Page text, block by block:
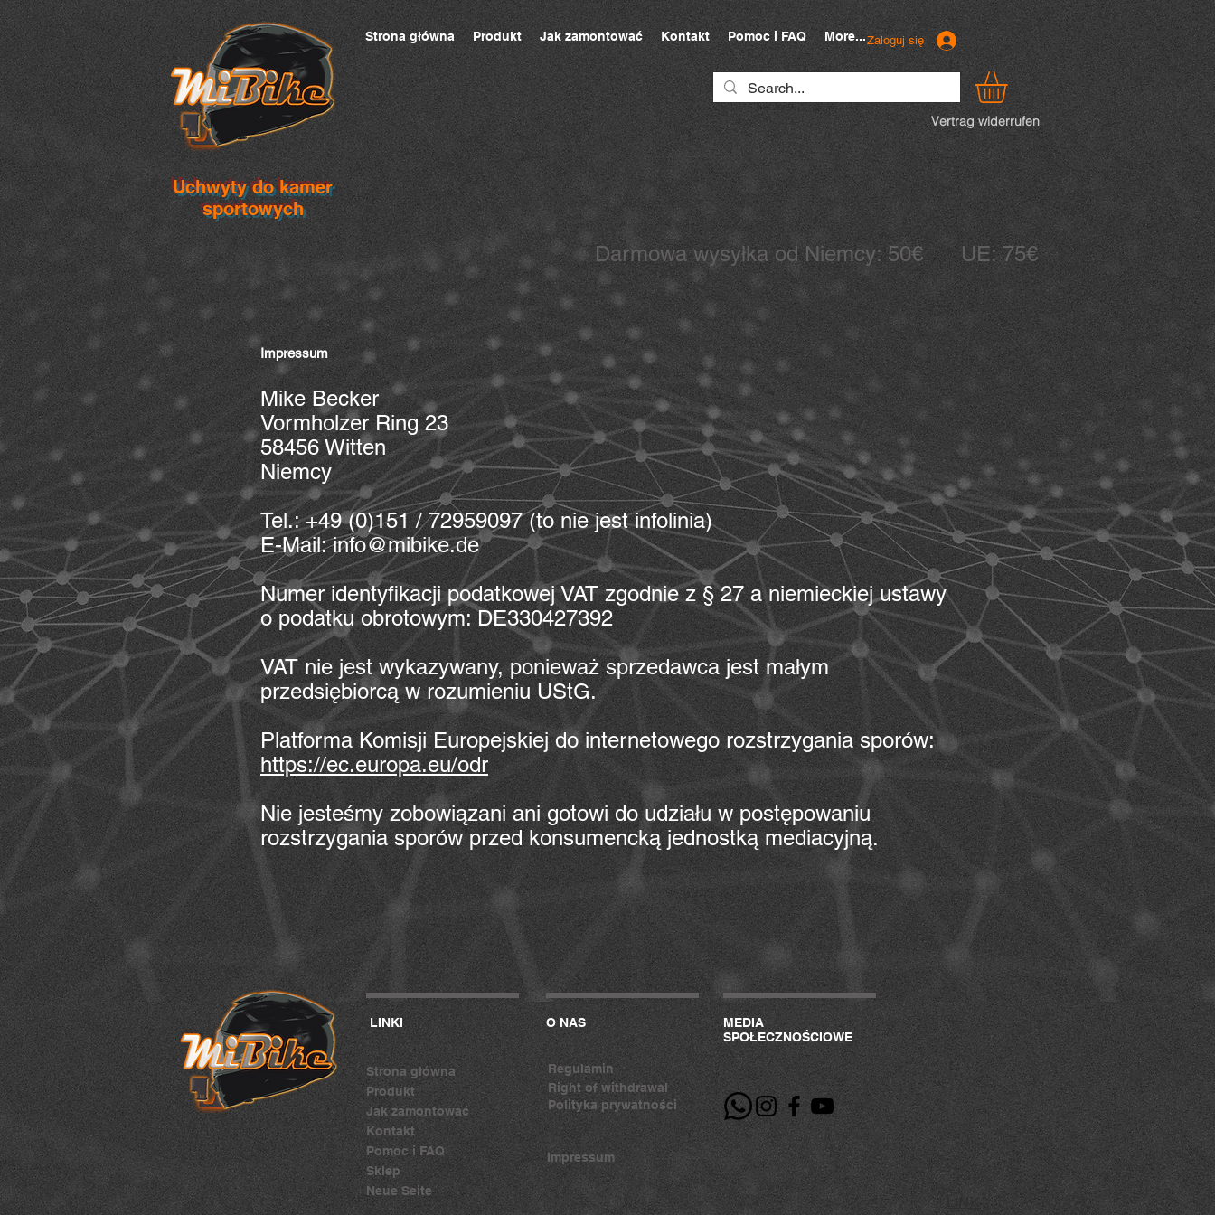
Uchwyty do kamer
sportowych
Darmowa wysyłka odNiemcy: 50€ UE: 75€
Strona główna Produkt Jak zamontować Kontakt Pomoc i FAQ More...Zaloguj się
Vertrag widerrufen
Impressum
Mike Becker
Vormholzer Ring 23
58456 Witten
Niemcy
Tel.: +49 (0)151 / 72959097 (to nie jest infolinia)
E-Mail: info@mibike.de
Numer identyfikacji podatkowej VAT zgodnie z § 27 a niemieckiej ustawy
o podatku obrotowym: DE330427392
VAT nie jest wykazywany, ponieważ sprzedawca jest małym
przedsiębiorcą w rozumieniu UStG.
Platforma Komisji Europejskiej do internetowego rozstrzygania sporów:
https://ec.europa.eu/odr
Nie jesteśmy zobowiązani ani gotowi do udziału w postępowaniu
rozstrzygania sporów przed konsumencką jednostką mediacyjną.
LINKI
Strona główna
Produkt
Jak zamontować
Kontakt
Pomoc i FAQ
Sklep
Neue Seite
O NAS
Regulamin
Right of withdrawal
Polityka prywatności
Impressum
MEDIA
SPOŁECZNOŚCIOWE
LINK